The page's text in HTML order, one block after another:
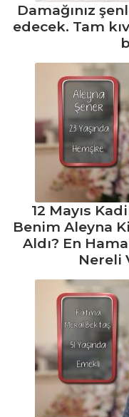
Deniz
Ürünleriyle Pazı
Üç Biberli
Fasulye Püresi
JUMBO
KARİDESLİ
NOODLE
Mezeler Tüm
Tarifleri
Damağınız
edecek. Tam
12 Mayıs
Benim Aleyna
Aldı? En
Nereli